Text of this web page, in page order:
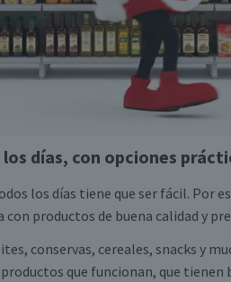
días, con opciones
los días tiene que ser fácil. Por
productos de buena calidad y
conservas, cereales, snacks y
que funcionan, que tienen